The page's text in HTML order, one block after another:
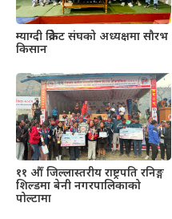
म्याग्दी क्रिकेट संघको अध्यक्षमा सौरभ
किसान
११ औँ जिल्लास्तरीय राष्ट्रपति रनिङ्ग
शिल्डमा बेनी नगरपालिकाको
पोल्टामा